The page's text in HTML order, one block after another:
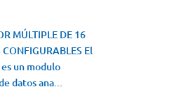
MÚLTIPLE DE 16
El
un modulo
datos ana...